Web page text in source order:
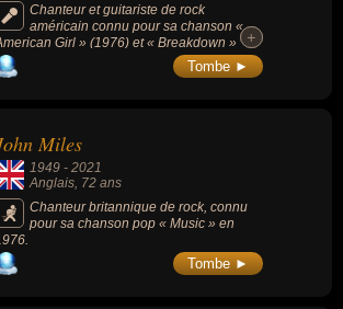
Chanteur et guitariste de rock
américain connu pour sa chanson «
Girl » (1976) et « Breakdown »
avec le groupe Tom Petty and the
+
+
Tombe ►
Miles
1949 - 2021
Anglais, 72 ans
Chanteur britannique de rock, connu
pour sa chanson pop « Music » en
Tombe ►